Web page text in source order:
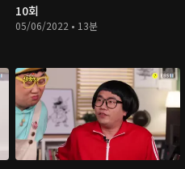
10회
05/06/2022 • 13분